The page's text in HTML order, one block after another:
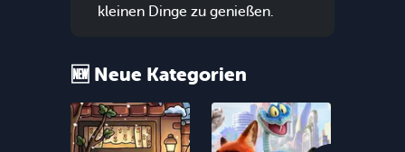
kleinen Dinge zu genießen.
🆕 Neue Kategorien